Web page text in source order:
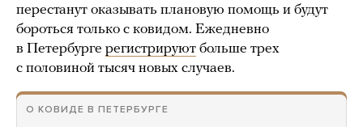
перестанут оказывать плановую помощь и будут
бороться только с ковидом. Ежедневно
в Петербурге регистрируют больше трех
с половиной тысяч новых случаев.
О КОВИДЕ В ПЕТЕРБУРГЕ